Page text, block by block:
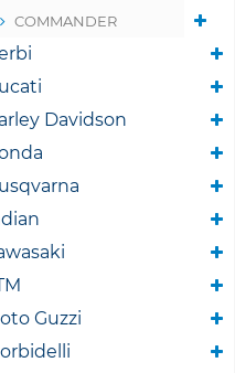
COMMANDER
Davidson
Guzzi